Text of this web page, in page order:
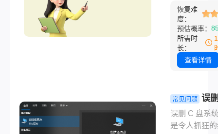
复方法，帮
速解决问题。
接口），主
Windows 系
图形、音频
开发。随着
演进，
件和更复杂
需求。如果
统中 DirectX
旧，可能会
恢复难
度：
预估概率：
所需时
长：
查看详情
常见问题 误
系统文件怎
复？别慌！
误删 C 盘系
是令人抓狂